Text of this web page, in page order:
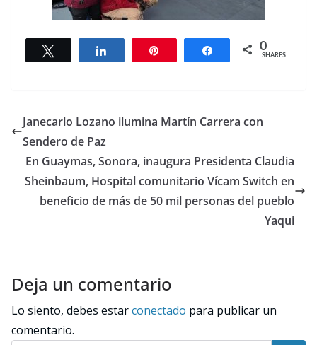
Share 0
SHARES
Janecarlo Lozano ilumina Martín Carrera con
Sendero de Paz
En Guaymas, Sonora, inaugura Presidenta Claudia
Sheinbaum, Hospital comunitario Vícam Switch en
beneficio de más de 50 mil personas del pueblo
Yaqui
Deja un comentario
Lo siento, debes estarconectado para publicar un
comentario.